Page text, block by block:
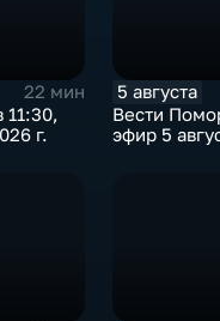
22 мин
11:30,
г.
5 августа
Вести
эфир 5